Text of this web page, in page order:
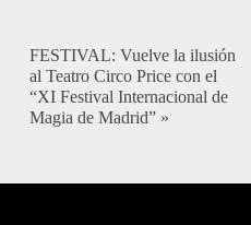
FESTIVAL: Vuelve la ilusión
al Teatro Circo Price con el
“XI Festival Internacional de
Magia de Madrid” »